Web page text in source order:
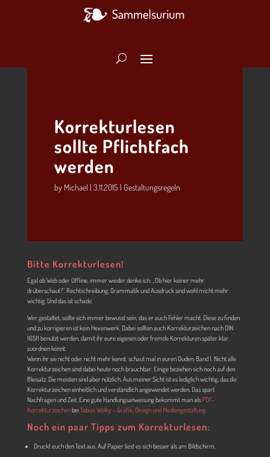
Korrekturlesen
sollte Pflichtfach
werden
by Michael | 3.11.2015| Gestaltungsregeln
Bitte Korrekturlesen!
Egal ob Web oder Offline, immer wieder denke ich: „Ob hier keiner mehr
drüberschaut?“. Rechtschreibung, Grammatik und Ausdruck sind wohl micht mehr
wichtig. Und das ist schade.
Wer gestaltet, sollte sich immer bewusst sein, das er auch Fehler macht. Diese zu finden
und zu korrigieren ist kein Hexenwerk. Dabei sollten auch Korrekturzeichen nach DIN
16511 benutzt werden, damit ihr eure eigenen oder fremde Korrekturen später klar
zuordnen könnt.
Wenn ihr sie nicht oder nicht mehr kennt, schaut mal in euren Duden, Band 1. Nicht alle
Korrekturzeichen sind dabei heute noch brauchbar. Einige beziehen sich noch auf den
Bleisatz. Die meisten sind aber nützlich. Aus meiner Sicht ist es lediglich wichtig, das die
Korrekturzeichen einheitlich und verständlich angewendet werden. Das spart
Nachfragen und Zeit. Eine gute Handlungsanweisung bekommt man alsPDF-
KorrekturzeichenbeiTobias Wölky – Grafik, Design und Mediengestaltung.
Noch ein paar Tipps zum Korrekturlesen:
Druckt euch den Text aus. Auf Papier liest es sich besser als am Bildschirm.